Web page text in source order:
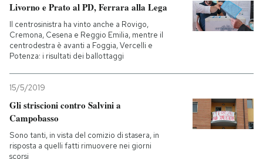
Livorno e Prato al PD, Ferrara alla Lega
Il centrosinistra ha vinto anche a Rovigo,
Cremona, Cesena e Reggio Emilia, mentre il
centrodestra è avanti a Foggia, Vercelli e
Potenza: i risultati dei ballottaggi
15/5/2019
Gli striscioni contro Salvini a
Campobasso
Sono tanti, in vista del comizio di stasera, in
risposta a quelli fatti rimuovere nei giorni
scorsi